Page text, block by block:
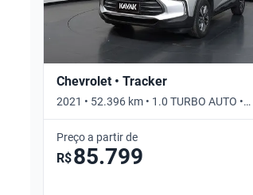
Chevrolet • Tracker
2021 • 52.396 km • 1.0 TURBO AUTO •
Automático
Preço a partir de
R$85.799